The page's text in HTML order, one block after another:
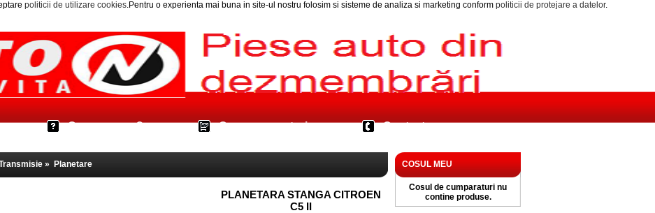
politicii de utilizare cookies.Pentru o experienta mai buna in site-ul nostru folosim si sisteme de analiza si marketing conform politicii de protejare a datelor.
Cum cumpar? Cos cumparaturi Contact
» Planetare
PLANETARA STANGA CITROEN
C5 II
COSUL MEU
Cosul de cumparaturi nu
contine produse.